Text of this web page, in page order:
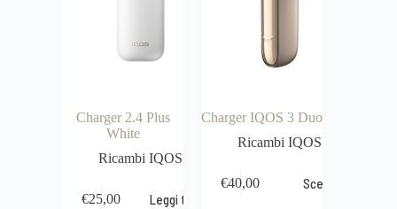
Charger 2.4 Plus
White
Ricambi IQOS
€25,00 Leggi tutto
Charger IQOS 3 Duo
Ricambi IQOS
€40,00 Scegli